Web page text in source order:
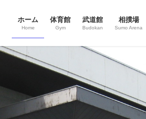
ホーム
Home
体育館
Gym
武道館
Budokan
相撲場
Sumo Arena